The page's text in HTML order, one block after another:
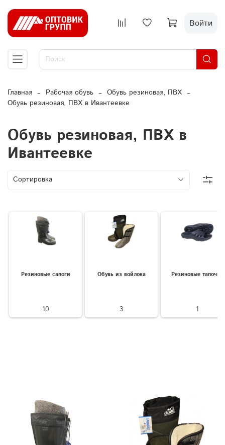
Войти
Главная Рабочая обувь
Обувь резиновая, ПВХ
Обувь резиновая, ПВХ в Ивантеевке
Обувь резиновая, ПВХ в
Ивантеевке
Резиновые сапоги
10
Обувь из войлока
3
Резиновые тапочки
1